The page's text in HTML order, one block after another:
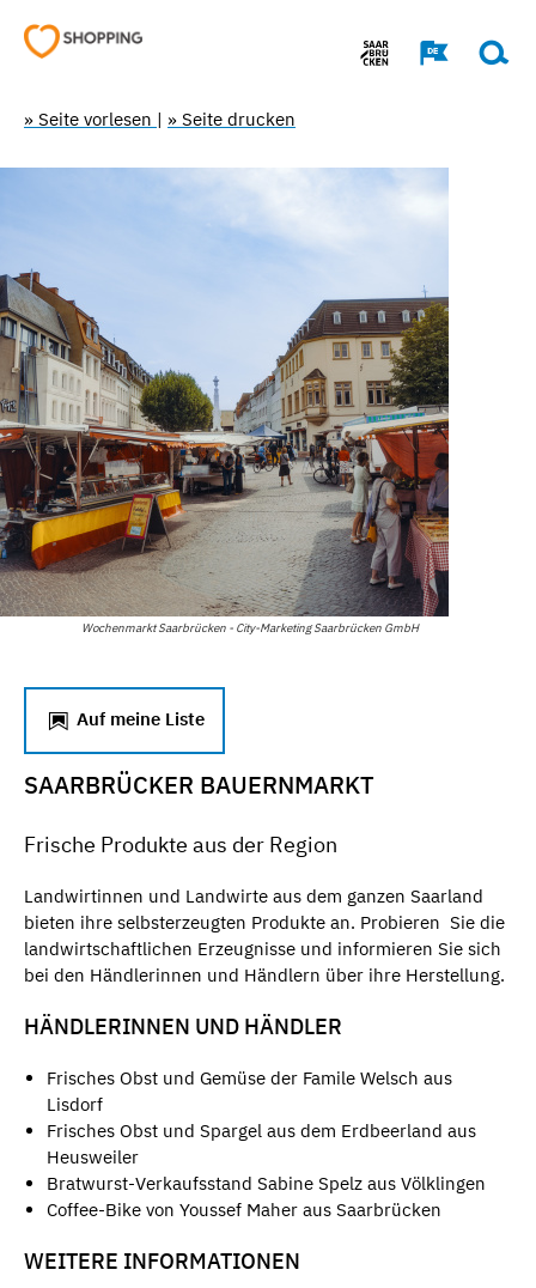
» Seite vorlesen | » Seite drucken
Wochenmarkt Saarbrücken - City-Marketing Saarbrücken GmbH
Auf meine Liste
SAARBRÜCKER BAUERNMARKT
Frische Produkte aus der Region
Landwirtinnen und Landwirte aus dem ganzen Saarland
bieten ihre selbsterzeugten Produkte an. Probieren Sie die
landwirtschaftlichen Erzeugnisse und informieren Sie sich
bei den Händlerinnen und Händlern über ihre Herstellung.
HÄNDLERINNEN UND HÄNDLER
Frisches Obst und Gemüse der Famile Welsch aus
Lisdorf
Frisches Obst und Spargel aus dem Erdbeerland aus
Heusweiler
Bratwurst-Verkaufsstand Sabine Spelz aus Völklingen
Coffee-Bike von Youssef Maher aus Saarbrücken
WEITERE INFORMATIONEN